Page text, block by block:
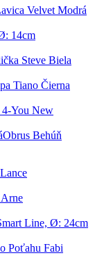
Velvet Modrá
14cm
Steve Biela
Tiano Čierna
You New
Obrus Behúň
Line, Ø: 24cm
Poťahu Fabi